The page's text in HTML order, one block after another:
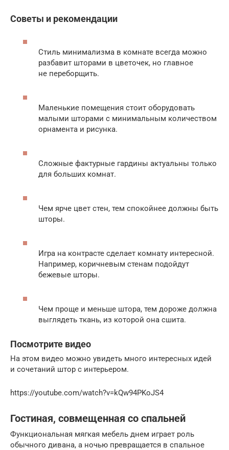
Советы и рекомендации
Стиль минимализма в комнате всегда можно
разбавит шторами в цветочек, но главное
не переборщить.
Маленькие помещения стоит оборудовать
малыми шторами с минимальным количеством
орнамента и рисунка.
Сложные фактурные гардины актуальны только
для больших комнат.
Чем ярче цвет стен, тем спокойнее должны быть
шторы.
Игра на контрасте сделает комнату интересной.
Например, коричневым стенам подойдут
бежевые шторы.
Чем проще и меньше штора, тем дороже должна
выглядеть ткань, из которой она сшита.
Посмотрите видео
На этом видео можно увидеть много интересных идей
и сочетаний штор с интерьером.
https://youtube.com/watch?v=kQw94PKoJS4
Гостиная, совмещенная со спальней
Функциональная мягкая мебель днем играет роль
обычного дивана, а ночью превращается в спальное